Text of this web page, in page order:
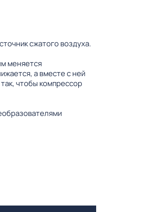
сжатого воздуха.
меняется
а вместе с ней
чтобы компрессор